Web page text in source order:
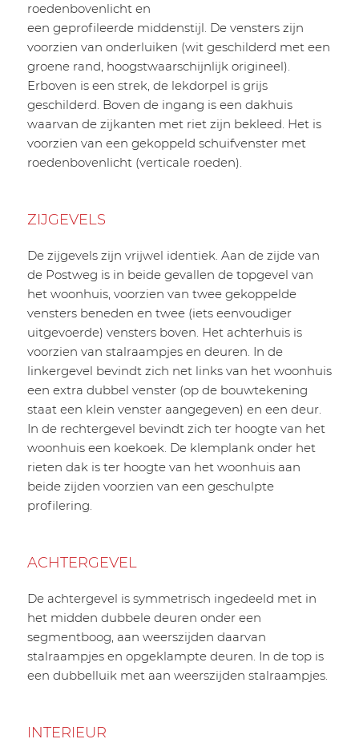
roedenbovenlicht en
een geprofileerde middenstijl. De vensters zijn
voorzien van onderluiken (wit geschilderd met een
groene rand, hoogstwaarschijnlijk origineel).
Erboven is een strek, de lekdorpel is grijs
geschilderd. Boven de ingang is een dakhuis
waarvan de zijkanten met riet zijn bekleed. Het is
voorzien van een gekoppeld schuifvenster met
roedenbovenlicht (verticale roeden).
ZIJGEVELS
De zijgevels zijn vrijwel identiek. Aan de zijde van
de Postweg is in beide gevallen de topgevel van
het woonhuis, voorzien van twee gekoppelde
vensters beneden en twee (iets eenvoudiger
uitgevoerde) vensters boven. Het achterhuis is
voorzien van stalraampjes en deuren. In de
linkergevel bevindt zich net links van het woonhuis
een extra dubbel venster (op de bouwtekening
staat een klein venster aangegeven) en een deur.
In de rechtergevel bevindt zich ter hoogte van het
woonhuis een koekoek. De klemplank onder het
rieten dak is ter hoogte van het woonhuis aan
beide zijden voorzien van een geschulpte
profilering.
ACHTERGEVEL
De achtergevel is symmetrisch ingedeeld met in
het midden dubbele deuren onder een
segmentboog, aan weerszijden daarvan
stalraampjes en opgeklampte deuren. In de top is
een dubbelluik met aan weerszijden stalraampjes.
INTERIEUR